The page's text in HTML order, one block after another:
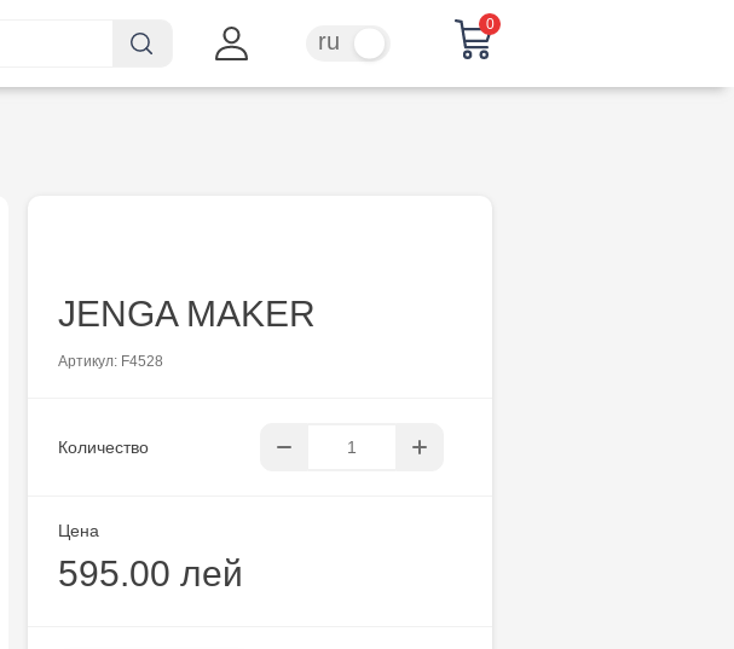
ru
0
JENGA MAKER
Артикул: F4528
Количество
Цена
595.00 лей